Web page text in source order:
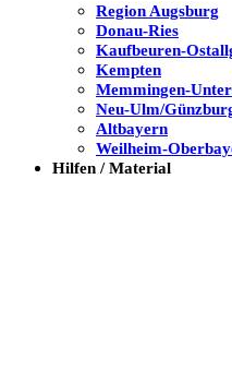
Region Augsburg
Donau-Ries
Kaufbeuren-
Kempten
Memmingen-
Neu-Ulm/
Altbayern
Weilheim-
Hilfen / Material